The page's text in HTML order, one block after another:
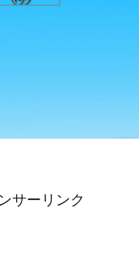
サーリンク